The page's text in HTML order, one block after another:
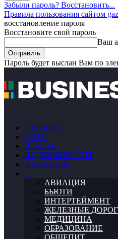
Забыли пароль? Восстановить...
Правила пользования сайтом
восстановление пароля
Восстановите свой пароль
Ваш
Пароль будет выслан Вам по
ГЛАВНАЯ
АВТО
ВЛАСТЬ
НЕДВИЖИМОСТЬ
ФИНАНСЫ
…
АВИАЦИЯ
БЬЮТИ
ИНТЕРТЕЙМЕНТ
ЖЕЛЕЗНЫЕ
МЕДИЦИНА
ОБРАЗОВАНИЕ
ОБЩЕПИТ